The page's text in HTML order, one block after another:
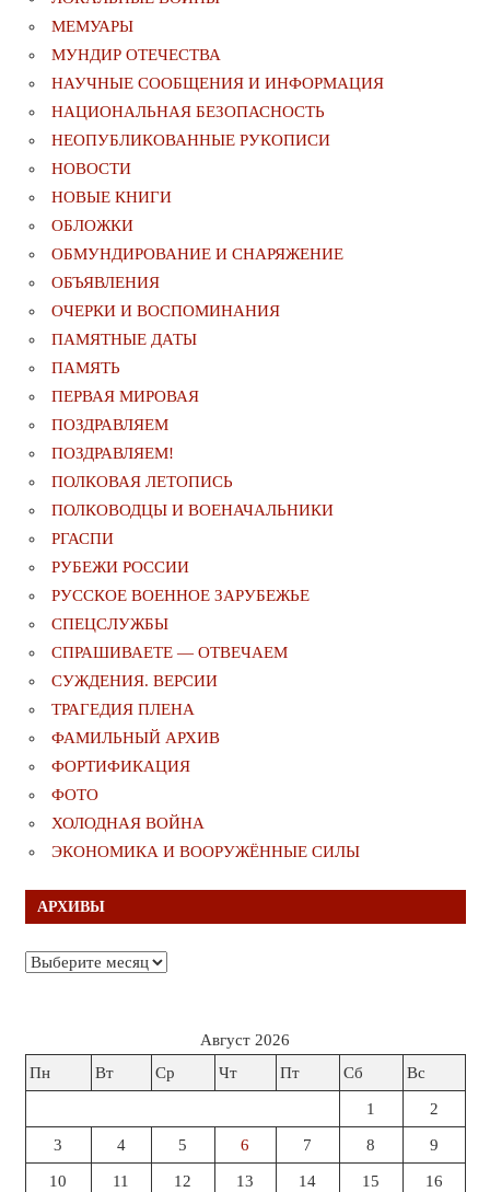
МЕМУАРЫ
МУНДИР ОТЕЧЕСТВА
НАУЧНЫЕ СООБЩЕНИЯ И ИНФОРМАЦИЯ
НАЦИОНАЛЬНАЯ БЕЗОПАСНОСТЬ
НЕОПУБЛИКОВАННЫЕ РУКОПИСИ
НОВОСТИ
НОВЫЕ КНИГИ
ОБЛОЖКИ
ОБМУНДИРОВАНИЕ И СНАРЯЖЕНИЕ
ОБЪЯВЛЕНИЯ
ОЧЕРКИ И ВОСПОМИНАНИЯ
ПАМЯТНЫЕ ДАТЫ
ПАМЯТЬ
ПЕРВАЯ МИРОВАЯ
ПОЗДРАВЛЯЕМ
ПОЗДРАВЛЯЕМ!
ПОЛКОВАЯ ЛЕТОПИСЬ
ПОЛКОВОДЦЫ И ВОЕНАЧАЛЬНИКИ
РГАСПИ
РУБЕЖИ РОССИИ
РУССКОЕ ВОЕННОЕ ЗАРУБЕЖЬЕ
СПЕЦСЛУЖБЫ
СПРАШИВАЕТЕ — ОТВЕЧАЕМ
СУЖДЕНИЯ. ВЕРСИИ
ТРАГЕДИЯ ПЛЕНА
ФАМИЛЬНЫЙ АРХИВ
ФОРТИФИКАЦИЯ
ФОТО
ХОЛОДНАЯ ВОЙНА
ЭКОНОМИКА И ВООРУЖЁННЫЕ СИЛЫ
АРХИВЫ
Архивы
Август 2026
Пн
Вт Ср Чт Пт Сб Вс
1 2
3 4 5 6 7 8 9
10 11 12 13 14 15 16